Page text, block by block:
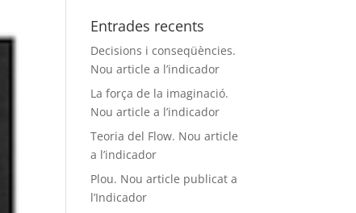
Entrades recents
Decisions i conseqüències.
Nou article a l’indicador
La força de la imaginació.
Nou article a l’indicador
Teoria del Flow. Nou article
a l’indicador
Plou. Nou article publicat a
l’Indicador